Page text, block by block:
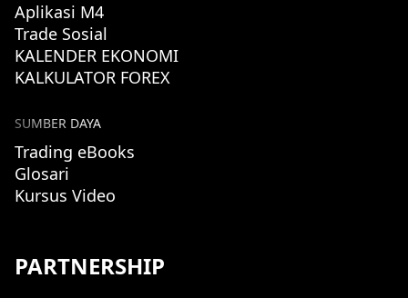
Aplikasi M4
Trade Sosial
KALENDER EKONOMI
KALKULATOR FOREX
SUMBER DAYA
Trading eBooks
Glosari
Kursus Video
PARTNERSHIP